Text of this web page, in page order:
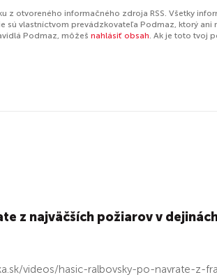
z otvoreného informačného zdroja RSS. Všetky
sú vlastníctvom prevádzkovateľa Podmaz, ktorý
Podmaz, môžeš nahlásiť obsah. Ak je toto tvoj
z najväčších požiarov v
videos/hasic-ralbovsky-po-navrate-z-